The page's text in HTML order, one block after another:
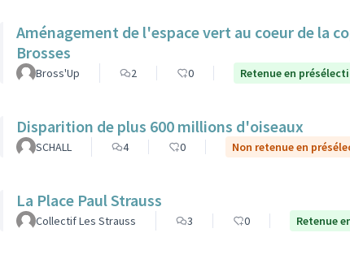
Aménagement de l'espace vert au coeur de la
Brosses
Bross'Up 2 0 Retenue en
Disparition de plus 600 millions d'oiseaux
SCHALL 4 0 Non retenue en
La Place Paul Strauss
Collectif Les Strauss 3 0 Retenue